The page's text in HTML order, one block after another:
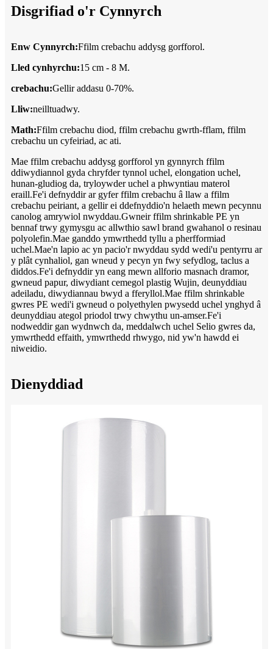
Disgrifiad o'r Cynnyrch
Enw Cynnyrch:Ffilm crebachu addysg gorfforol.
Lled cynhyrchu:15 cm - 8 M.
crebachu:Gellir addasu 0-70%.
Lliw:neilltuadwy.
Math:Ffilm crebachu diod, ffilm crebachu gwrth-fflam, ffilm
crebachu un cyfeiriad, ac ati.
Mae ffilm crebachu addysg gorfforol yn gynnyrch ffilm
ddiwydiannol gyda chryfder tynnol uchel, elongation uchel,
hunan-gludiog da, tryloywder uchel a phwyntiau materol
eraill.Fe'i defnyddir ar gyfer ffilm crebachu â llaw a ffilm
crebachu peiriant, a gellir ei ddefnyddio'n helaeth mewn pecynnu
canolog amrywiol nwyddau.Gwneir ffilm shrinkable PE yn
bennaf trwy gymysgu ac allwthio sawl brand gwahanol o resinau
polyolefin.Mae ganddo ymwrthedd tyllu a pherfformiad
uchel.Mae'n lapio ac yn pacio'r nwyddau sydd wedi'u pentyrru ar
y plât cynhaliol, gan wneud y pecyn yn fwy sefydlog, taclus a
diddos.Fe'i defnyddir yn eang mewn allforio masnach dramor,
gwneud papur, diwydiant cemegol plastig Wujin, deunyddiau
adeiladu, diwydiannau bwyd a fferyllol.Mae ffilm shrinkable
gwres PE wedi'i gwneud o polyethylen pwysedd uchel ynghyd â
deunyddiau ategol priodol trwy chwythu un-amser.Fe'i
nodweddir gan wydnwch da, meddalwch uchel Selio gwres da,
ymwrthedd effaith, ymwrthedd rhwygo, nid yw'n hawdd ei
niweidio.
Dienyddiad